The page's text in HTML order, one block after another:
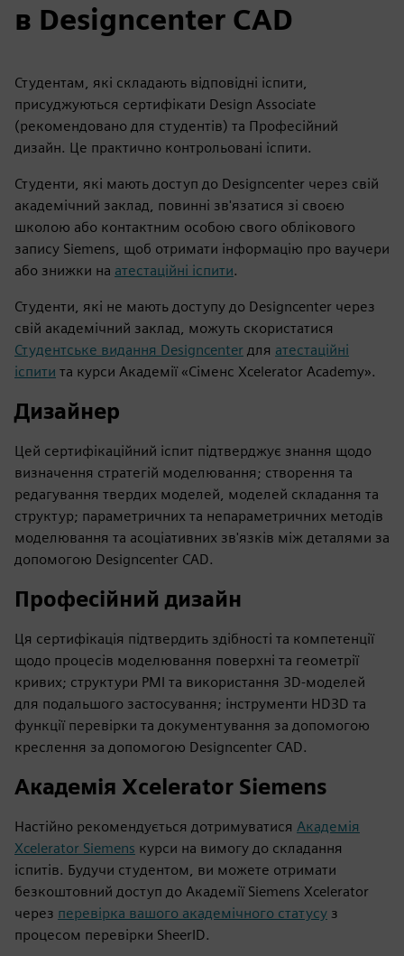
в Designcenter CAD
Студентам, які складають відповідні іспити,
присуджуються сертифікати Design Associate
(рекомендовано для студентів) та Професійний
дизайн. Це практично контрольовані іспити.
Студенти, які мають доступ до Designcenter через свій
академічний заклад, повинні зв'язатися зі своєю
школою або контактним особою свого облікового
запису Siemens, щоб отримати інформацію про ваучери
або знижки на атестаційні іспити.
Студенти, які не мають доступу до Designcenter через
свій академічний заклад, можуть скористатися
Студентське видання Designcenter для атестаційні
іспити та курси Академії «Сіменс Xcelerator Academy».
Дизайнер
Цей сертифікаційний іспит підтверджує знання щодо
визначення стратегій моделювання; створення та
редагування твердих моделей, моделей складання та
структур; параметричних та непараметричних методів
моделювання та асоціативних зв'язків між деталями за
допомогою Designcenter CAD.
Професійний дизайн
Ця сертифікація підтвердить здібності та компетенції
щодо процесів моделювання поверхні та геометрії
кривих; структури PMI та використання 3D-моделей
для подальшого застосування; інструменти HD3D та
функції перевірки та документування за допомогою
креслення за допомогою Designcenter CAD.
Академія Xcelerator Siemens
Настійно рекомендується дотримуватися Академія
Xcelerator Siemens курси на вимогу до складання
іспитів. Будучи студентом, ви можете отримати
безкоштовний доступ до Академії Siemens Xcelerator
через перевірка вашого академічного статусу з
процесом перевірки SheerID.